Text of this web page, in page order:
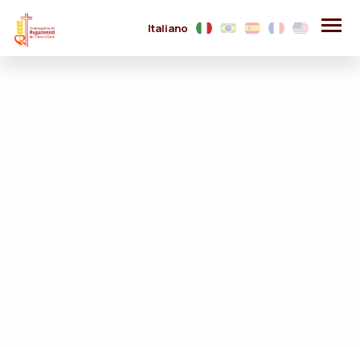
Italiano